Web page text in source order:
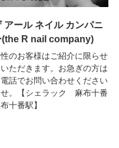
アール ネイル カンパニ
(the R nail company)
のお客様はご紹介に限らせ
ただきます。お急ぎの方は
話でお問い合わせください
せ。【シェラック 麻布十番
十番駅】